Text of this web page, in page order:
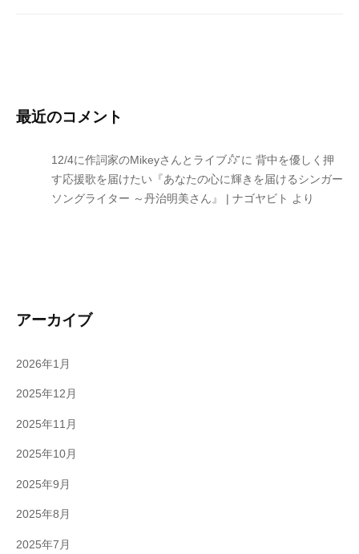
最近のコメント
12/4に作詞家のMikeyさんとライブ♪̊̈♪̆̈に 背中を優しく押
す応援歌を届けたい『あなたの心に輝きを届けるシンガー
ソングライター ～丹治明美さん』 | ナゴヤビト より
アーカイブ
2026年1月
2025年12月
2025年11月
2025年10月
2025年9月
2025年8月
2025年7月